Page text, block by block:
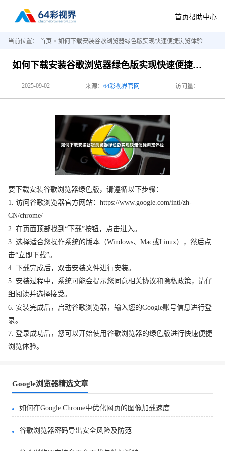
首页帮助中心
当前位置： 首页 > 如何下载安装谷歌浏览器绿色版实现快速便捷浏览体验
如何下载安装谷歌浏览器绿色版实现快速便捷浏览体验
2025-09-02 来源： 64彩视界官网 访问量：
要下载安装谷歌浏览器绿色版，请遵循以下步骤：
1. 访问谷歌浏览器官方网站：https://www.google.com/intl/zh-
CN/chrome/
2. 在页面顶部找到“下载”按钮，点击进入。
3. 选择适合您操作系统的版本（Windows、Mac或Linux），然后点
击“立即下载”。
4. 下载完成后，双击安装文件进行安装。
5. 安装过程中，系统可能会提示您同意相关协议和隐私政策，请仔
细阅读并选择接受。
6. 安装完成后，启动谷歌浏览器，输入您的Google账号信息进行登
录。
7. 登录成功后，您可以开始使用谷歌浏览器的绿色版进行快速便捷
浏览体验。
Google浏览器精选文章
如何在Google Chrome中优化网页的图像加载速度
谷歌浏览器密码导出安全风险及防范